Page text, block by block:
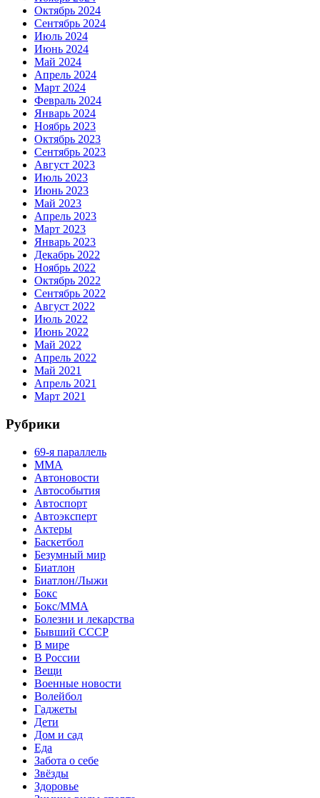
Октябрь 2024
Сентябрь 2024
Июль 2024
Июнь 2024
Май 2024
Апрель 2024
Март 2024
Февраль 2024
Январь 2024
Ноябрь 2023
Октябрь 2023
Сентябрь 2023
Август 2023
Июль 2023
Июнь 2023
Май 2023
Апрель 2023
Март 2023
Январь 2023
Декабрь 2022
Ноябрь 2022
Октябрь 2022
Сентябрь 2022
Август 2022
Июль 2022
Июнь 2022
Май 2022
Апрель 2022
Май 2021
Апрель 2021
Март 2021
Рубрики
69-я параллель
MMA
Автоновости
Автособытия
Автоспорт
Автоэксперт
Актеры
Баскетбол
Безумный мир
Биатлон
Биатлон/Лыжи
Бокс
Бокс/MMA
Болезни и лекарства
Бывший СССР
В мире
В России
Вещи
Военные новости
Волейбол
Гаджеты
Дети
Дом и сад
Еда
Забота о себе
Звёзды
Здоровье